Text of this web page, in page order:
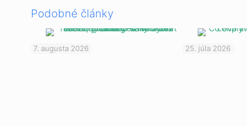
Podobné články
7. augusta 2026 25. júla 2026